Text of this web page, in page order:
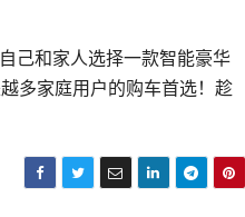
己和家人选择一款智能豪华
多家庭用户的购车首选！趁